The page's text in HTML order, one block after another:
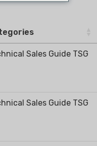
Sales Guide TSG
Sales Guide TSG